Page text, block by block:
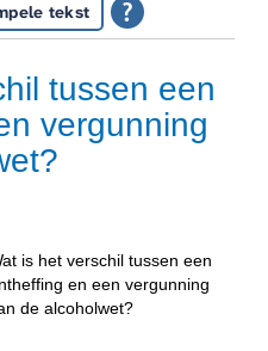
tekst
tussen een
vergunning
is het verschil tussen een
en een vergunning
de alcoholwet?